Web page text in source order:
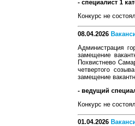
- специалист 1
Конкурс не
08.04.2026
Администрация
замещение
Похвистнево
четвертого
замещение
- ведущий
Конкурс не
01.04.2026